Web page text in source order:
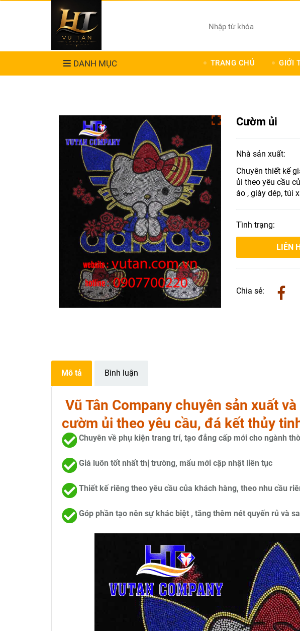
DANH MỤC TRANG CHỦ GIỚI
Cườm ủi
Nhà sản xuất:
Chuyên thiết kế
ủi theo yêu cầu
áo , giày dép, túi
Tình trạng:
LIÊN
Chia sẻ:
Mô tả Bình luận
Vũ Tân Company chuyên sản xuất
cườm ủi theo yêu cầu, đá kết thủy
Chuyên về phụ kiện trang trí, tạo đẳng cấp mới cho ngành
Giá luôn tốt nhất thị trường, mẩu mới cập nhật liên tục
Thiết kế riêng theo yêu cầu của khách hàng, theo nhu cầu
Góp phần tạo nên sự khác biệt , tăng thêm nét quyến rủ và